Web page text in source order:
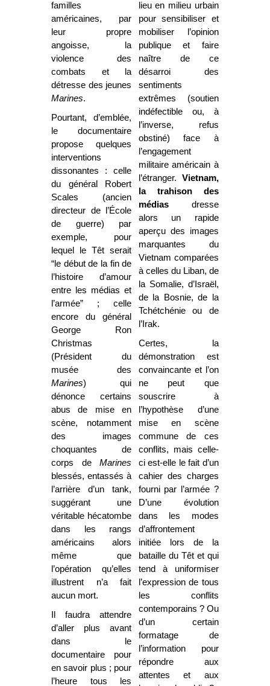
familles
américaines, par
leur propre
angoisse, la
violence des
combats et la
détresse des jeunes
Marines.
Pourtant, d’emblée,
le documentaire
propose quelques
interventions
dissonantes : celle
du général Robert
Scales (ancien
directeur de l’École
de guerre) par
exemple, pour
lequel le Têt serait
“le début de la fin de
l’histoire d’amour
entre les médias et
l’armée” ; celle
encore du général
George Ron
Christmas
(Président du
musée des
Marines) qui
dénonce certains
abus de mise en
scène, notamment
des images
choquantes de
corps deMarines
blessés, entassés à
l’arrière d’un tank,
suggérant une
véritable hécatombe
dans les rangs
américains alors
même que
l’opération qu’elles
illustrent n’a fait
aucun mort.
Il faudra attendre
d’aller plus avant
dans le
documentaire pour
en savoir plus ; pour
l’heure tous les
lieu en milieu urbain
pour sensibiliser et
mobiliser l’opinion
publique et faire
naître de ce
désarroi des
sentiments
extrêmes (soutien
indéfectible ou, à
l’inverse, refus
obstiné) face à
l’engagement
militaire américain à
l’étranger. Vietnam,
la trahison des
médiasdresse
alors un rapide
aperçu des images
marquantes du
Vietnam comparées
à celles du Liban, de
la Somalie, d’Israël,
de la Bosnie, de la
Tchétchénie ou de
l’Irak.
Certes, la
démonstration est
convaincante et l’on
ne peut que
souscrire à
l’hypothèse d’une
mise en scène
commune de ces
conflits, mais celle-
ci est-elle le fait d’un
cahier des charges
fourni par l’armée ?
D’une évolution
dans les modes
d’affrontement
initiée lors de la
bataille du Têt et qui
tend à uniformiser
l’expression de tous
les conflits
contemporains ? Ou
d’un certain
formatage de
l’information pour
répondre aux
attentes et aux